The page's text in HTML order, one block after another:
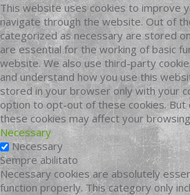
This website uses cookies to improve
navigate through the website. Out of
categorized as necessary are stored
are essential for the working of basic
website. We also use third-party
and understand how you use this
stored in your browser only with your
option to opt-out of these cookies.
these cookies may affect your
Necessary
Necessary
Sempre abilitato
Necessary cookies are absolutely
function properly. This category only